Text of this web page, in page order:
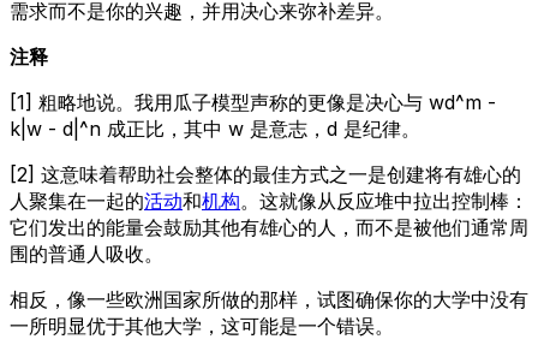
需求而不是你的兴趣，并用决心来弥补差异。
注释
[1] 粗略地说。我用瓜子模型声称的更像是决心与 wd^m -
k|w - d|^n 成正比，其中 w 是意志，d 是纪律。
[2] 这意味着帮助社会整体的最佳方式之一是创建将有雄心的
人聚集在一起的活动和机构。这就像从反应堆中拉出控制棒：
它们发出的能量会鼓励其他有雄心的人，而不是被他们通常周
围的普通人吸收。
相反，像一些欧洲国家所做的那样，试图确保你的大学中没有
一所明显优于其他大学，这可能是一个错误。